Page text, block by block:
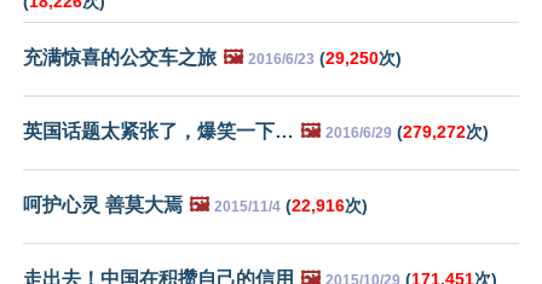
充满惊喜的公交车之旅 🖼️ 2016/6/23 (29,250次)
英国话题太紧张了，爆笑一下… 🖼️ 2016/6/29 (279,272次)
呵护心灵 善莫大焉 🖼️ 2015/11/4 (22,916次)
走出去！中国在积攒自己的信用 🖼️ 2015/10/29 (171,451次)